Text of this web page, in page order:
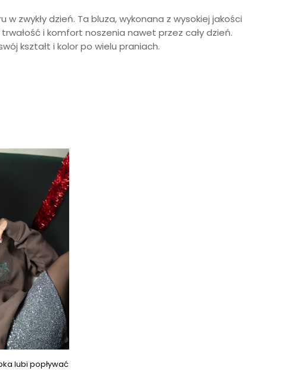
zwykły dzień. Ta bluza, wykonana z wysokiej jakości
i komfort noszenia nawet przez cały dzień.
kształt i kolor po wielu praniach.
lubi popływać